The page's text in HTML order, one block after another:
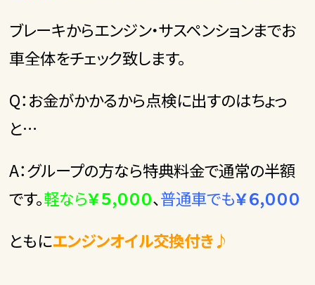
ブレーキからエンジン・サスペンションまでお
車全体をチェック致します。
Q：お金がかかるから点検に出すのはちょっ
と…
A：グループの方なら特典料金で通常の半額
です。軽なら￥５,０００、普通車でも￥６,０００
ともにエンジンオイル交換付き♪